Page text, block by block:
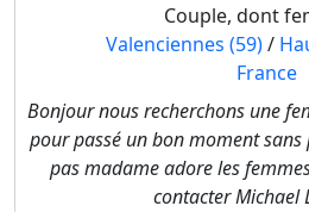
Couple, dont
Valenciennes (59)/
France
Bonjour nous recherchons une
pour passé un bon moment
pas madame adore les
contacter Michael